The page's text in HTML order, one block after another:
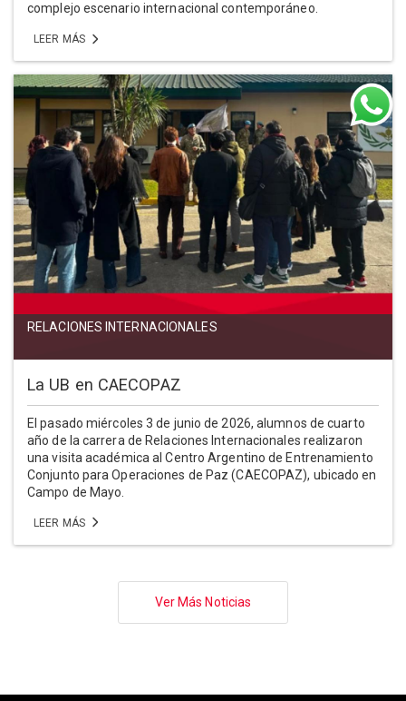
complejo escenario internacional contemporáneo.
LEER MÁS
RELACIONES INTERNACIONALES
La UB en CAECOPAZ
El pasado miércoles 3 de junio de 2026, alumnos de cuarto
año de la carrera de Relaciones Internacionales realizaron
una visita académica al Centro Argentino de Entrenamiento
Conjunto para Operaciones de Paz (CAECOPAZ), ubicado en
Campo de Mayo.
LEER MÁS
Ver Más Noticias